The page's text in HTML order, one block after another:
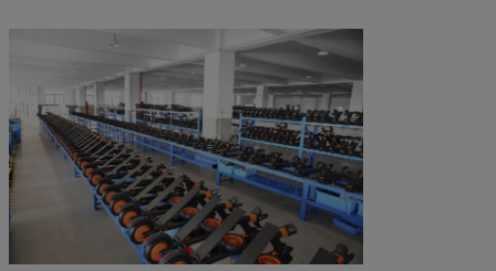
del panal
Cuesta de Climing
15 grados
Certificado
CE, FCC, ROHS
Guardabarros
Nilón reforzado
Amortiguación de
choque
Frente solamente
Amortiguación de
choque del doble
Función 3-Speed
El APP permitió